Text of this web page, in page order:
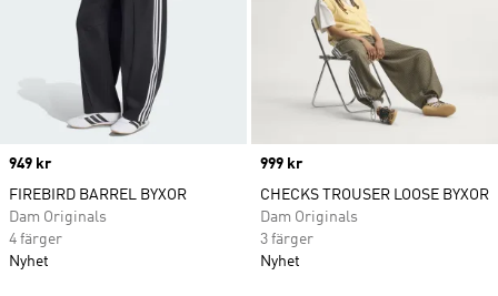
Price
949 kr
FIREBIRD BARREL BYXOR
Dam Originals
4 färger
Nyhet
Price
999 kr
CHECKS TROUSER LOOSE BYXOR
Dam Originals
3 färger
Nyhet